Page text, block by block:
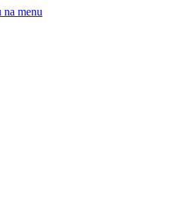
na menu